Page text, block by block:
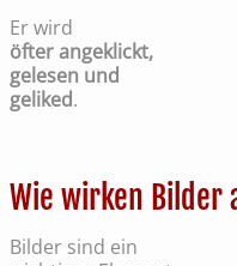
Er wird
öfter angeklickt,
gelesen und
geliked.
Wie wirken Bilder
Bilder sind ein